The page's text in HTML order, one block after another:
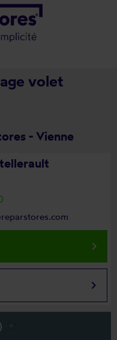
volet
- Vienne
keyboard_arrow_right
keyboard_arrow_right